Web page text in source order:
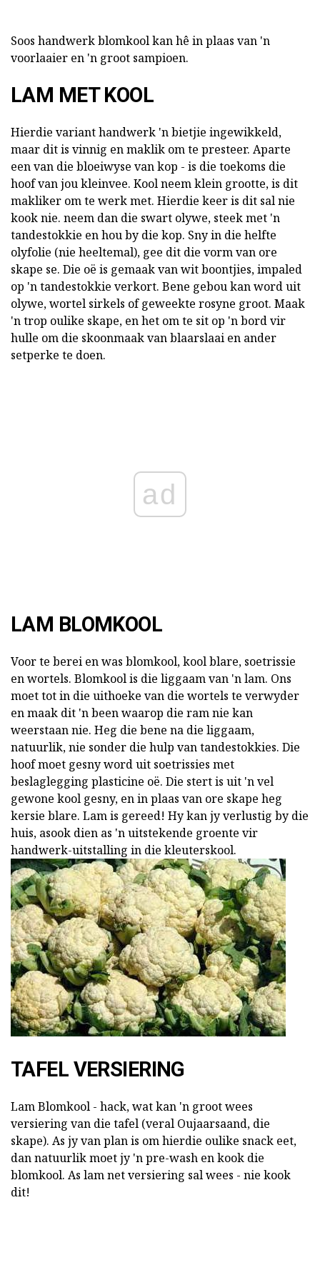
Soos handwerk blomkool kan hê in plaas van 'n
voorlaaier en 'n groot sampioen.
LAM MET KOOL
Hierdie variant handwerk 'n bietjie ingewikkeld,
maar dit is vinnig en maklik om te presteer. Aparte
een van die bloeiwyse van kop - is die toekoms die
hoof van jou kleinvee. Kool neem klein grootte, is dit
makliker om te werk met. Hierdie keer is dit sal nie
kook nie. neem dan die swart olywe, steek met 'n
tandestokkie en hou by die kop. Sny in die helfte
olyfolie (nie heeltemal), gee dit die vorm van ore
skape se. Die oë is gemaak van wit boontjies, impaled
op 'n tandestokkie verkort. Bene gebou kan word uit
olywe, wortel sirkels of geweekte rosyne groot. Maak
'n trop oulike skape, en het om te sit op 'n bord vir
hulle om die skoonmaak van blaarslaai en ander
setperke te doen.
ad
LAM BLOMKOOL
Voor te berei en was blomkool, kool blare, soetrissie
en wortels. Blomkool is die liggaam van 'n lam. Ons
moet tot in die uithoeke van die wortels te verwyder
en maak dit 'n been waarop die ram nie kan
weerstaan nie. Heg die bene na die liggaam,
natuurlik, nie sonder die hulp van tandestokkies. Die
hoof moet gesny word uit soetrissies met
beslaglegging plasticine oë. Die stert is uit 'n vel
gewone kool gesny, en in plaas van ore skape heg
kersie blare. Lam is gereed! Hy kan jy verlustig by die
huis, asook dien as 'n uitstekende groente vir
handwerk-uitstalling in die kleuterskool.
TAFEL VERSIERING
Lam Blomkool - hack, wat kan 'n groot wees
versiering van die tafel (veral Oujaarsaand, die
skape). As jy van plan is om hierdie oulike snack eet,
dan natuurlik moet jy 'n pre-wash en kook die
blomkool. As lam net versiering sal wees - nie kook
dit!